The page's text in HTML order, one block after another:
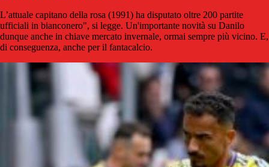
L’attuale capitano della rosa (1991) ha disputato oltre 200 partite
ufficiali in bianconero", si legge. Un'importante novità su Danilo
dunque anche in chiave mercato invernale, ormai sempre più vicino. E,
di conseguenza, anche per il fantacalcio.